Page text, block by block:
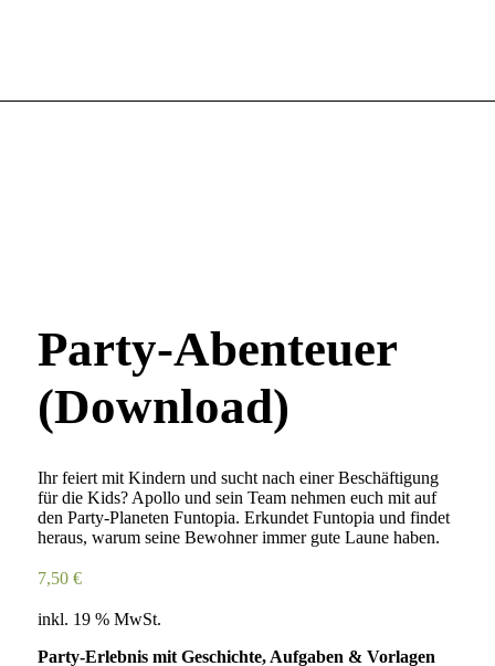
Party-Abenteuer
(Download)
Ihr feiert mit Kindern und sucht nach einer Beschäftigung
für die Kids? Apollo und sein Team nehmen euch mit auf
den Party-Planeten Funtopia. Erkundet Funtopia und findet
heraus, warum seine Bewohner immer gute Laune haben.
7,50 €
inkl. 19 % MwSt.
Party-Erlebnis mit Geschichte, Aufgaben & Vorlagen